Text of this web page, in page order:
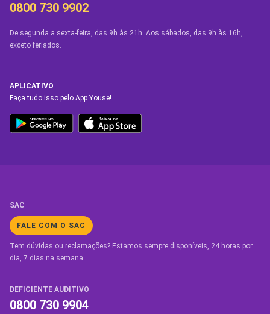
0800 730 9902
De segunda a sexta-feira, das 9h às 21h. Aos sábados, das 9h às 16h,
exceto feriados.
APLICATIVO
Faça tudo isso pelo App Youse!
SAC
FALE COM O SAC
Tem dúvidas ou reclamações? Estamos sempre disponíveis, 24 horas por
dia, 7 dias na semana.
DEFICIENTE AUDITIVO
0800 730 9904